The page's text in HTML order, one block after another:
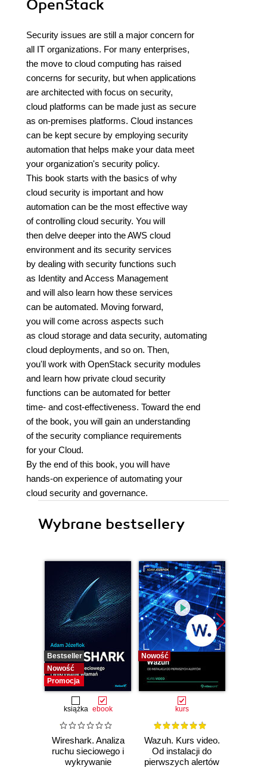
OpenStack
Security issues are still a major concern for
all IT organizations. For many enterprises,
the move to cloud computing has raised
concerns for security, but when applications
are architected with focus on security,
cloud platforms can be made just as secure
as on-premises platforms. Cloud instances
can be kept secure by employing security
automation that helps make your data meet
your organization's security policy.
This book starts with the basics of why
cloud security is important and how
automation can be the most effective way
of controlling cloud security. You will
then delve deeper into the AWS cloud
environment and its security services
by dealing with security functions such
as Identity and Access Management
and will also learn how these services
can be automated. Moving forward,
you will come across aspects such
as cloud storage and data security, automating
cloud deployments, and so on. Then,
you'll work with OpenStack security modules
and learn how private cloud security
functions can be automated for better
time- and cost-effectiveness. Toward the end
of the book, you will gain an understanding
of the security compliance requirements
for your Cloud.
By the end of this book, you will have
hands-on experience of automating your
cloud security and governance.
Wybrane bestsellery
Bestseller
Nowość
Promocja
książka ebook
Wireshark. Analiza
ruchu sieciowego i
wykrywanie
Nowość
kurs
Wazuh. Kurs video.
Od instalacji do
pierwszych alertów